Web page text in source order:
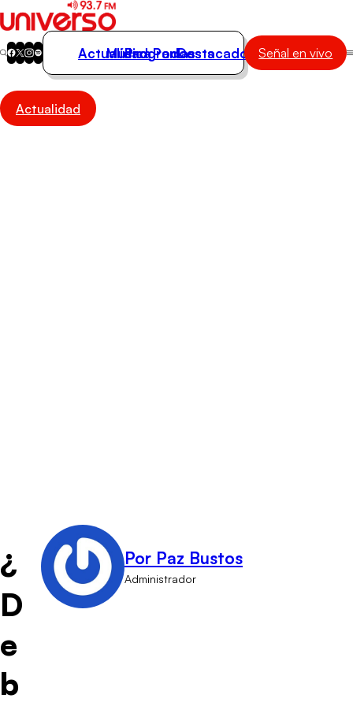
Actualidad
Música
Actualidad
Música
Programas
Podcasts
Destacados Señal en vivo
Actualidad
¿
D
e
b
Por Paz Bustos
Administrador